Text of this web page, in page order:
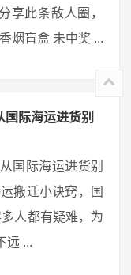
享此条敌人圈，
烟盲盒 未中奖 ...
际海运进货别
国际海运进货别
搬迁小诀窍，国
人都有疑难，为
远 ...